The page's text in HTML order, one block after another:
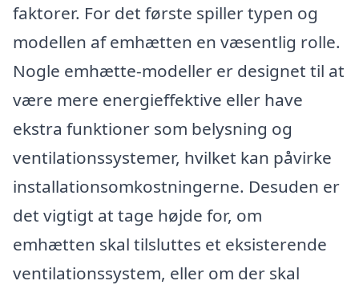
faktorer. For det første spiller typen og
modellen af emhætten en væsentlig rolle.
Nogle emhætte-modeller er designet til at
være mere energieffektive eller have
ekstra funktioner som belysning og
ventilationssystemer, hvilket kan påvirke
installationsomkostningerne. Desuden er
det vigtigt at tage højde for, om
emhætten skal tilsluttes et eksisterende
ventilationssystem, eller om der skal